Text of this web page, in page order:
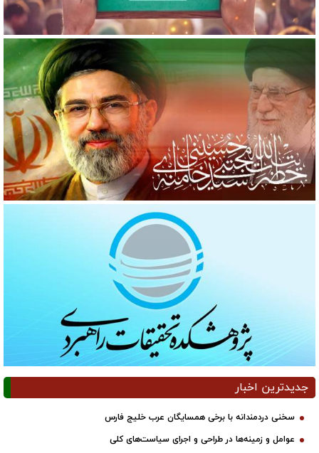
جدیدترین اخبار
سخنی دردمندانه با برخی همسایگان عرب خلیج فارس
عوامل و زمینه‌ها در طراحی و اجرای سیاست‌های کلی